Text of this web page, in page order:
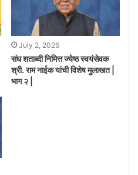
July 2, 2026
संघ शताब्दी निमित्त ज्येष्ठ स्वयंसेवक
श्री. राम नाईक यांची विशेष मुलाखत |
भाग २ |